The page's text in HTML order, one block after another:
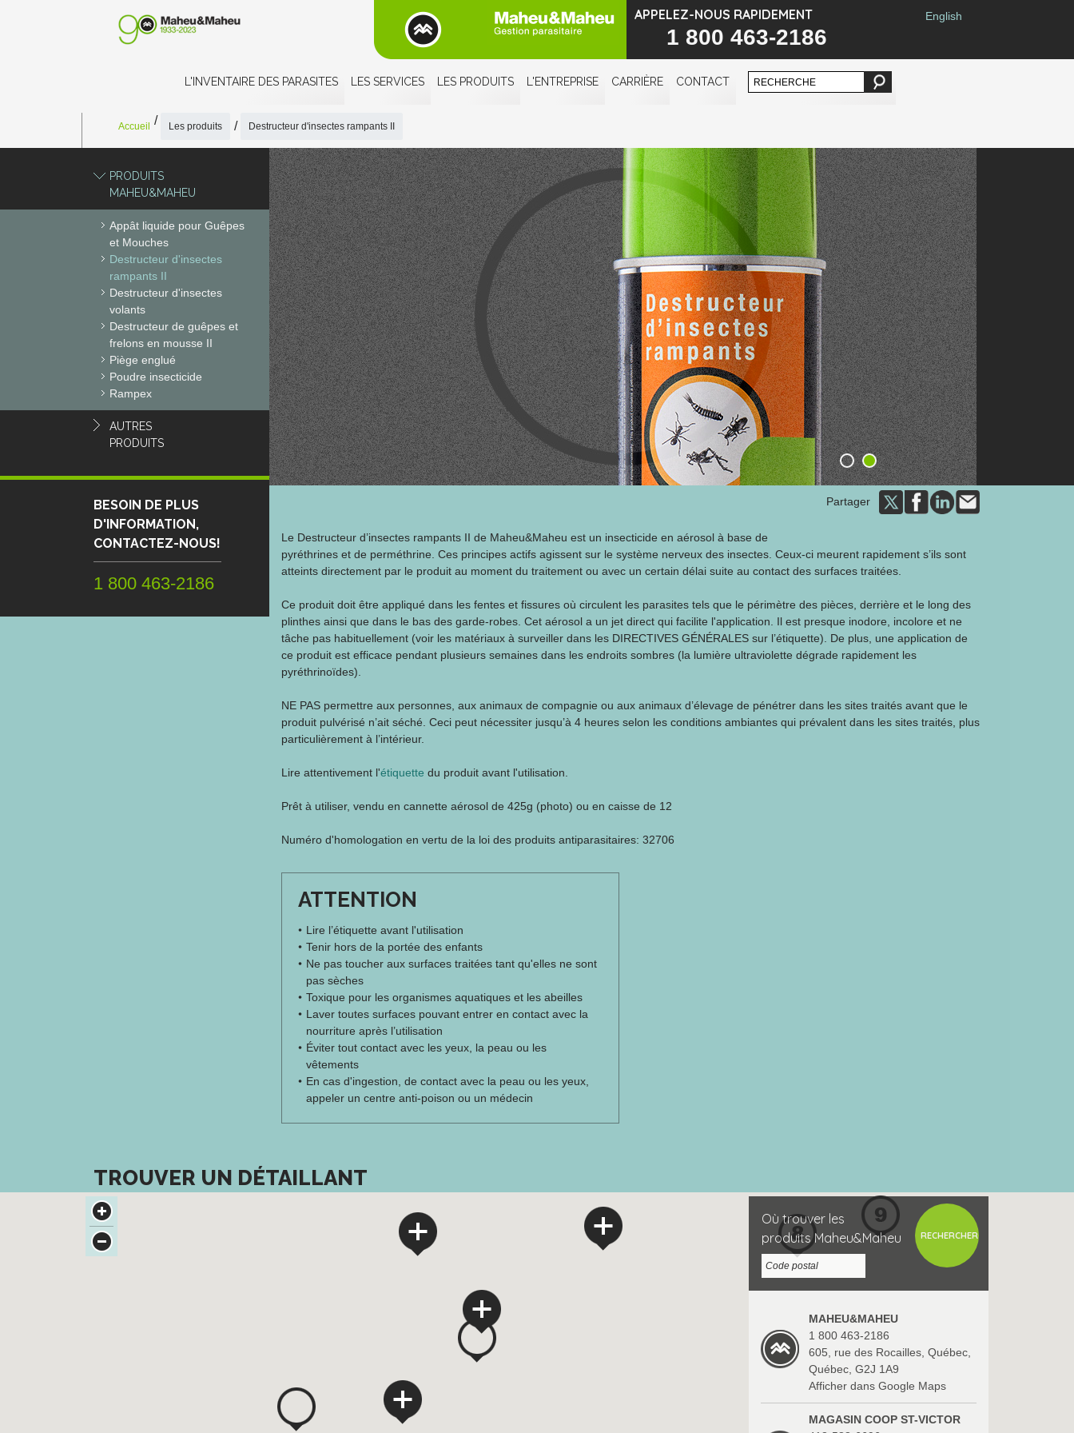
APPELEZ-NOUS RAPIDEMENT
1 800 463-2186
English
L'INVENTAIRE DES PARASITES LES SERVICES LES PRODUITS L'ENTREPRISE CARRIÈRE CONTACT
Accueil Les produits Destructeur d'insectes rampants II
PRODUITS
MAHEU&MAHEU
Appât liquide pour Guêpes
et Mouches
Destructeur d'insectes
rampants II
Destructeur d'insectes
volants
Destructeur de guêpes et
frelons en mousse II
Piège englué
Poudre insecticide
Rampex
AUTRES
PRODUITS
BESOIN DE PLUS
D'INFORMATION,
CONTACTEZ-NOUS!
1 800 463-2186
Maheu&
Maheu
DESTRUCTEUR
D'INSECTES
RAMPANTS II
1 2
Partager
Le Destructeur d’insectes rampants II de Maheu&Maheu est un insecticide en aérosol à base de
pyréthrines et de perméthrine. Ces principes actifs agissent sur le système nerveux des insectes. Ceux-ci meurent rapidement s’ils sont
atteints directement par le produit au moment du traitement ou avec un certain délai suite au contact des surfaces traitées.
Ce produit doit être appliqué dans les fentes et fissures où circulent les parasites tels que le périmètre des pièces, derrière et le long des
plinthes ainsi que dans le bas des garde-robes. Cet aérosol a un jet direct qui facilite l'application. Il est presque inodore, incolore et ne
tâche pas habituellement (voir les matériaux à surveiller dans les DIRECTIVES GÉNÉRALES sur l’étiquette). De plus, une application de
ce produit est efficace pendant plusieurs semaines dans les endroits sombres (la lumière ultraviolette dégrade rapidement les
pyréthrinoïdes).
NE PAS permettre aux personnes, aux animaux de compagnie ou aux animaux d’élevage de pénétrer dans les sites traités avant que le
produit pulvérisé n’ait séché. Ceci peut nécessiter jusqu’à 4 heures selon les conditions ambiantes qui prévalent dans les sites traités, plus
particulièrement à l’intérieur.
Lire attentivement l'étiquette du produit avant l'utilisation.
Prêt à utiliser, vendu en cannette aérosol de 425g (photo) ou en caisse de 12
Numéro d'homologation en vertu de la loi des produits antiparasitaires: 32706
ATTENTION
Lire l’étiquette avant l'utilisation
Tenir hors de la portée des enfants
Ne pas toucher aux surfaces traitées tant qu'elles ne sont
pas sèches
Toxique pour les organismes aquatiques et les abeilles
Laver toutes surfaces pouvant entrer en contact avec la
nourriture après l’utilisation
Éviter tout contact avec les yeux, la peau ou les
vêtements
En cas d'ingestion, de contact avec la peau ou les yeux,
appeler un centre anti-poison ou un médecin
TROUVER UN DÉTAILLANT
Où trouver les
produits Maheu&Maheu
MAHEU&MAHEU
1 800 463-2186
605, rue des Rocailles, Québec,
Québec, G2J 1A9
Afficher dans Google Maps
MAGASIN COOP ST-VICTOR
22
2
4
2